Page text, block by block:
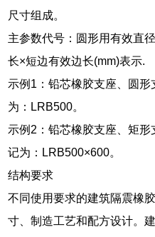
尺寸组成。
主参数代号：圆形用有效直
长×短边有效边长(mm)表示.
示例1：铅芯橡胶支座、圆
为：LRB500。
示例2：铅芯橡胶支座、矩
记为：LRB500×600。
结构要求
不同使用要求的建筑隔震橡
寸、制造工艺和配方设计。